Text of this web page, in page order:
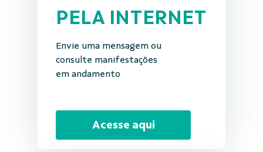
PELA INTERNET
Envie uma mensagem ou
consulte manifestações
em andamento
Acesse aqui